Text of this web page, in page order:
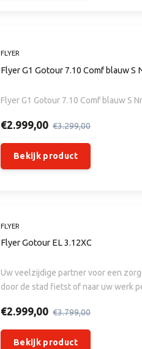
FLYER
Flyer G1 Gotour 7.10 Comf blauw S
Flyer G1 Gotour 7.10 Comf blauw S
€2.999,00 €3.299,00
Bekijk product
FLYER
Flyer Gotour EL 3.12XC
Uw veelzijdige partner voor een
door de stad fietst of naar uw werk
€2.999,00 €3.799,00
Bekijk product